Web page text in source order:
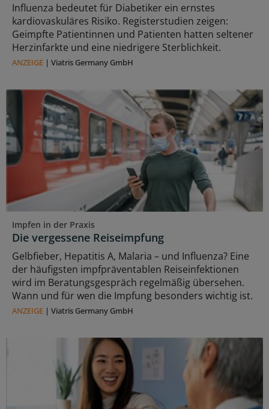
Influenza bedeutet für Diabetiker ein ernstes
kardiovaskuläres Risiko. Registerstudien zeigen:
Geimpfte Patientinnen und Patienten hatten seltener
Herzinfarkte und eine niedrigere Sterblichkeit.
ANZEIGE | Viatris Germany GmbH
Impfen in der Praxis
Die vergessene Reiseimpfung
Gelbfieber, Hepatitis A, Malaria – und Influenza? Eine
der häufigsten impfpräventablen Reiseinfektionen
wird im Beratungsgespräch regelmäßig übersehen.
Wann und für wen die Impfung besonders wichtig ist.
ANZEIGE | Viatris Germany GmbH